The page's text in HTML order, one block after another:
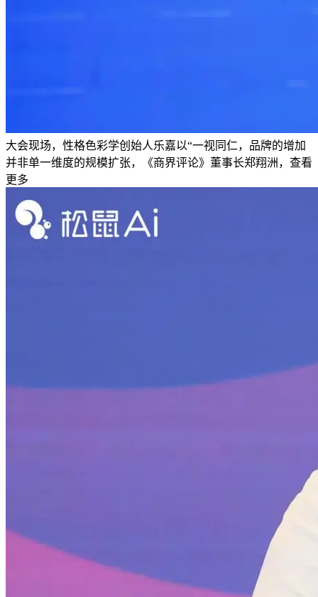
大会现场，性格色彩学创始人乐嘉以“一视同仁，品牌的增加
并非单一维度的规模扩张，《商界评论》董事长郑翔洲，查看
更多